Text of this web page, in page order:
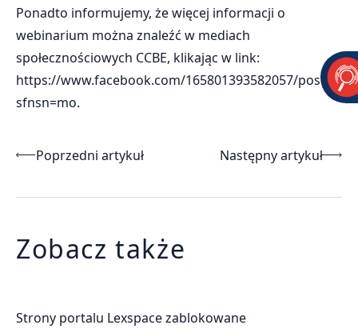
Ponadto informujemy, że więcej informacji o
webinarium można znaleźć w mediach
społecznościowych CCBE, klikając w link:
https://www.facebook.com/165801393582057/posts/
sfnsn=mo.
Nawigacja wpisu
Poprzedni artykuł Następny artykuł
Zobacz także
Strony portalu Lexspace zablokowane